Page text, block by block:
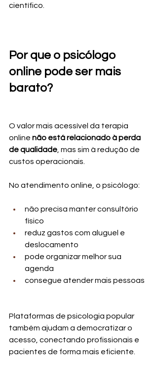
científico.
Por que o psicólogo
online pode ser mais
barato?
O valor mais acessível da terapia
online não está relacionado à perda
de qualidade, mas sim à redução de
custos operacionais.
No atendimento online, o psicólogo:
não precisa manter consultório
físico
reduz gastos com aluguel e
deslocamento
pode organizar melhor sua
agenda
consegue atender mais pessoas
Plataformas de psicologia popular
também ajudam a democratizar o
acesso, conectando profissionais e
pacientes de forma mais eficiente.